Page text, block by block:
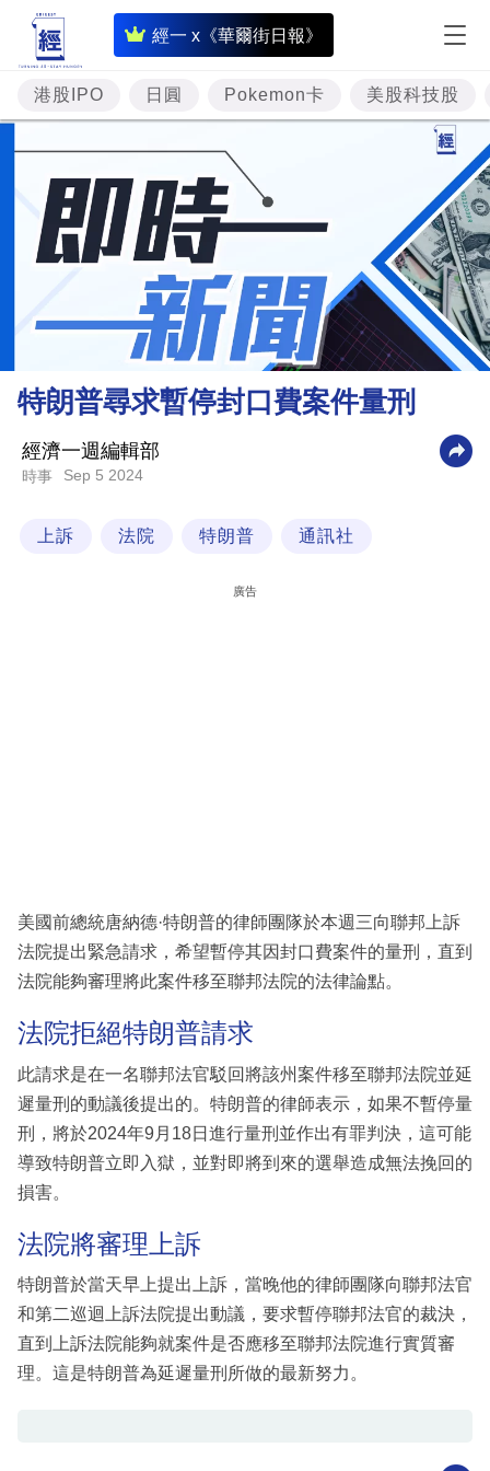
經一 x《華爾街日報》
即
時
財
經
專
題
投
資
樓
市
財
商
業
技
閱
專
區
港股IPO 日圓 Pokemon卡 美股科技股
特朗普尋求暫停封口費案件量刑
經濟一週編輯部
時事 Sep 5 2024
上訴 法院 特朗普 通訊社
廣告
美國前總統唐納德·特朗普的律師團隊於本週三向聯邦上訴
法院提出緊急請求，希望暫停其因封口費案件的量刑，直到
法院能夠審理將此案件移至聯邦法院的法律論點。
法院拒絕特朗普請求
此請求是在一名聯邦法官駁回將該州案件移至聯邦法院並延
遲量刑的動議後提出的。特朗普的律師表示，如果不暫停量
刑，將於2024年9月18日進行量刑並作出有罪判決，這可能
導致特朗普立即入獄，並對即將到來的選舉造成無法挽回的
損害。
法院將審理上訴
特朗普於當天早上提出上訴，當晚他的律師團隊向聯邦法官
和第二巡迴上訴法院提出動議，要求暫停聯邦法官的裁決，
直到上訴法院能夠就案件是否應移至聯邦法院進行實質審
理。這是特朗普為延遲量刑所做的最新努力。